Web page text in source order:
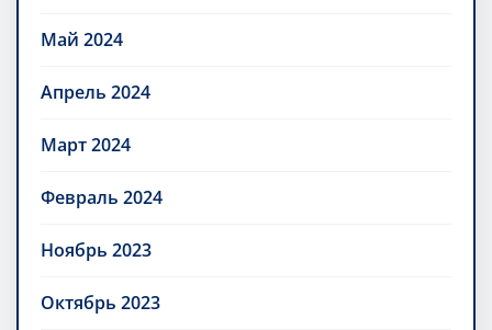
Май 2024
Апрель 2024
Март 2024
Февраль 2024
Ноябрь 2023
Октябрь 2023